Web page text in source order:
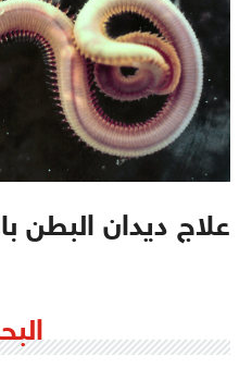
علاج ديدان البطن